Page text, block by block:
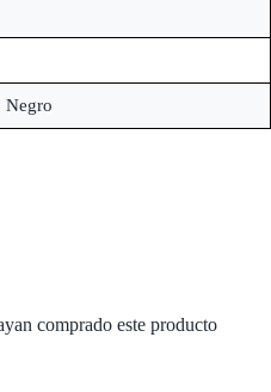
Negro
comprado este producto